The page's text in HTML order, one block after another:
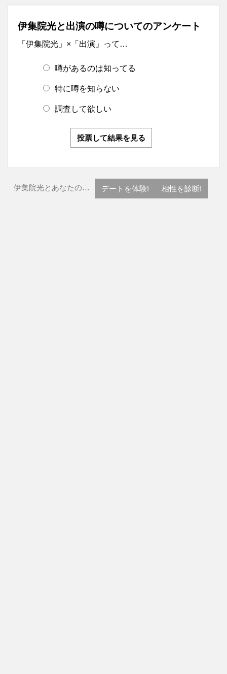
伊集院光と出演の噂についてのアンケート
「伊集院光」×「出演」って…
噂があるのは知ってる
特に噂を知らない
調査して欲しい
投票して結果を見る
伊集院光とあなたの… デートを体験! 相性を診断!